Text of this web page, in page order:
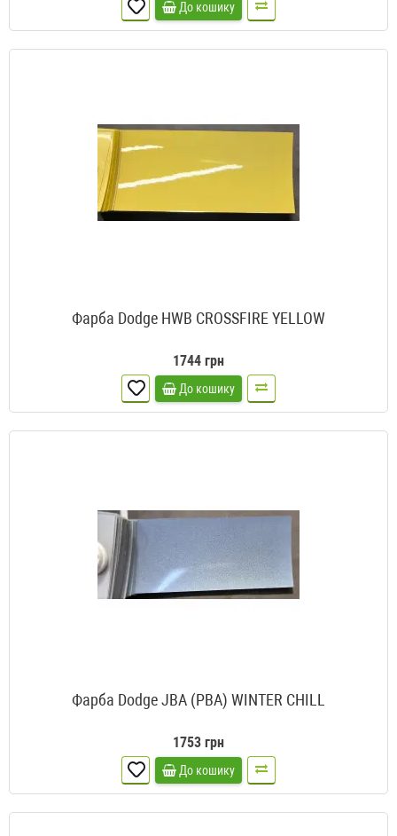
До кошику
Фарба Dodge HWB CROSSFIRE YELLOW
1744 грн
До кошику
Фарба Dodge JBA (PBA) WINTER CHILL
1753 грн
До кошику